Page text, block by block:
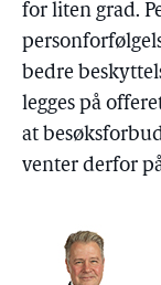
for liten grad.
bedre
legges på
at
venter derfor